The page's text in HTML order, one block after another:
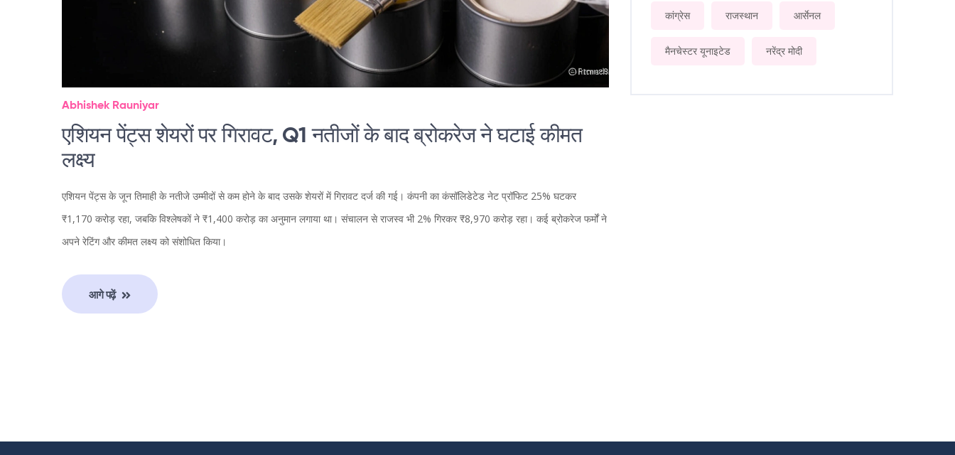
Abhishek Rauniyar
एशियन पेंट्स शेयरों पर गिरावट, Q1 नतीजों के बाद ब्रोकरेज ने घटाई कीमत
लक्ष्य
एशियन पेंट्स के जून तिमाही के नतीजे उम्मीदों से कम होने के बाद उसके शेयरों में गिरावट दर्ज की गई। कंपनी का कंसॉलिडेटेड नेट प्रॉफिट 25% घटकर
₹1,170 करोड़ रहा, जबकि विश्लेषकों ने ₹1,400 करोड़ का अनुमान लगाया था। संचालन से राजस्व भी 2% गिरकर ₹8,970 करोड़ रहा। कई ब्रोकरेज फर्मों ने
अपने रेटिंग और कीमत लक्ष्य को संशोधित किया।
आगे पढ़ें
कांग्रेस राजस्थान आर्सेनल
मैनचेस्टर यूनाइटेड नरेंद्र मोदी